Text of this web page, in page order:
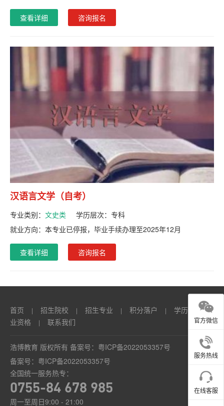
查看详细 咨询报名
汉语言文学（自考）
专业类别： 文史类 学历层次： 专科
就业方向：本专业已停报，毕业手续办理至2025年12月
查看详细 咨询报名
首页 | 招生院校 | 招生专业 | 积分落户 | 学历
职
业资格
| 联系我们
浩博教育 版权所有 备案号： 粤ICP备2022053357号
备案号： 粤ICP备2022053357号
全国统一服务热专：
0755-84 678 985
周一至周日9:00 - 21:00
官方微信
服务热线
在线客服